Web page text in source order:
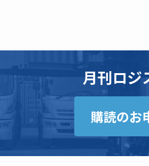
月刊ロジ
購読のお